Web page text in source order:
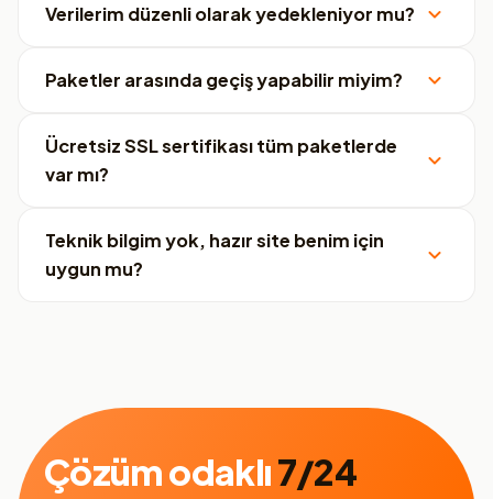
Verilerim düzenli olarak yedekleniyor mu?
Paketler arasında geçiş yapabilir miyim?
Ücretsiz SSL sertifikası tüm paketlerde
var mı?
Teknik bilgim yok, hazır site benim için
uygun mu?
Çözüm odaklı7/24